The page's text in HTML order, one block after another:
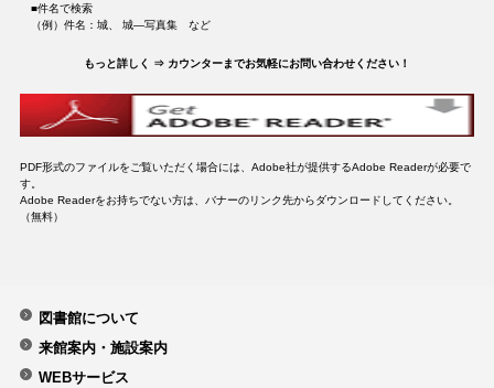
■件名で検索
（例）件名：城、 城―写真集 など
もっと詳しく ⇒ カウンターまでお気軽にお問い合わせください！
PDF形式のファイルをご覧いただく場合には、Adobe社が提供するAdobe Readerが必要で
す。
Adobe Readerをお持ちでない方は、バナーのリンク先からダウンロードしてください。
（無料）
図書館について
来館案内・施設案内
WEBサービス